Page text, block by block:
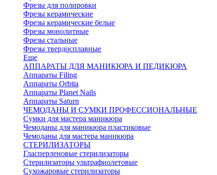
Фрезы для полировки
Фрезы керамические
Фрезы керамические белые
Фрезы монолитные
Фрезы стальные
Фрезы твердосплавные
Еще
АППАРАТЫ ДЛЯ МАНИКЮРА И ПЕДИКЮРА
Аппараты Filing
Аппараты Orbita
Аппараты Planet Nails
Аппараты Saturn
ЧЕМОДАНЫ И СУМКИ ПРОФЕССИОНАЛЬНЫЕ
Сумки для мастера маникюра
Чемоданы для маникюра пластиковые
Чемоданы для мастера маникюра
СТЕРИЛИЗАТОРЫ
Гласперленовые стерилизаторы
Стерилизаторы ультрафиолетовые
Сухожаровые стерилизаторы